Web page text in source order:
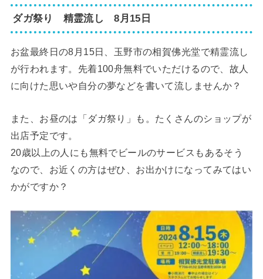
ダガ祭り 精霊流し 8月15日
お盆最終日の8月15日、玉野市の相賀佛光堂で精霊流し
が行われます。先着100舟無料でいただけるので、故人
に向けた思いや自分の夢などを書いて流しませんか？
また、お昼のは「ダガ祭り」も。たくさんのショップが
出店予定です。
20歳以上の人にも無料でビールのサービスもあるそう
なので、お近くの方はぜひ、お出かけになってみてはい
かがですか？